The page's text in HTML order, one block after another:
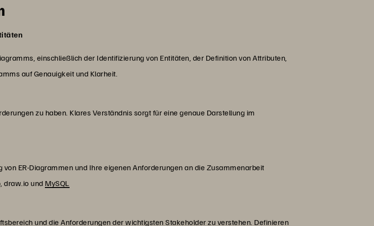
einschließlich der Identifizierung von Entitäten, der Definition von Attributen,
auf Genauigkeit und Klarheit.
zu haben. Klares Verständnis sorgt für eine genaue Darstellung im
ER-Diagrammen und Ihre eigenen Anforderungen an die Zusammenarbeit
draw.io und MySQL
und die Anforderungen der wichtigsten Stakeholder zu verstehen. Definieren